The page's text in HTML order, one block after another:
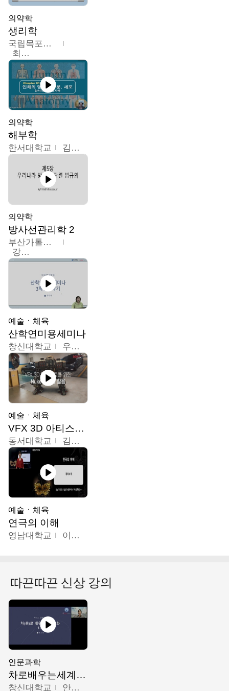
의약학
생리학
국립목포대학교
최소은
의약학
해부학
한서대학교 김기복
의약학
방사선관리학 2
부산가톨릭대학교
강연희
예술ㆍ체육
산학연미용세미나
창신대학교 우미옥,오윤경,박선이
예술ㆍ체육
VFX 3D 아티스트를 위한 Nuke 의 이해와 활용
동서대학교 김시현
예술ㆍ체육
연극의 이해
영남대학교 이선화
따끈따끈 신상 강의
인문과학
차로배우는세계문화
창신대학교 안소영